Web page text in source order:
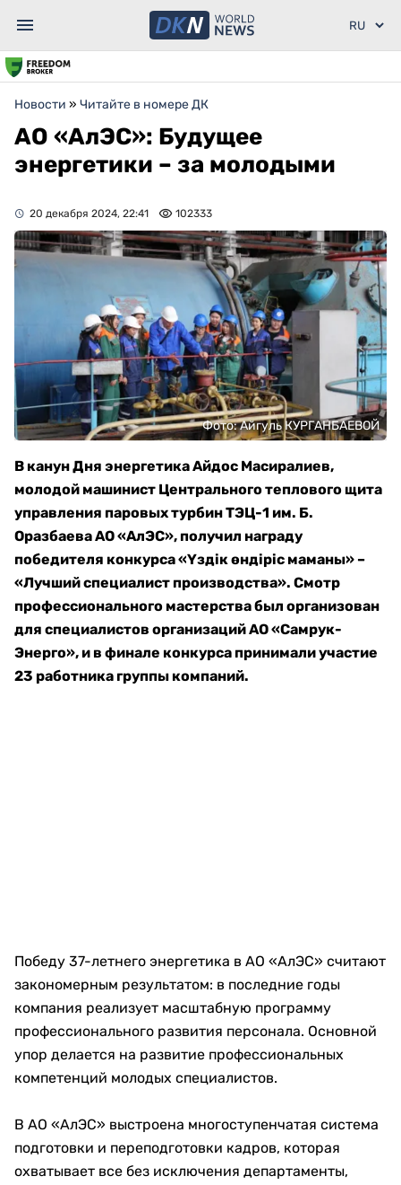
Новости » Читайте в номере ДК
АО «АлЭС»: Будущее
энергетики – за молодыми
20 декабря 2024, 22:41 102333
Фото: Айгуль КУРГАНБАЕВОЙ
В канун Дня энергетика Айдос Масиралиев,
молодой машинист Центрального теплового щита
управления паровых турбин ТЭЦ-1 им. Б.
Оразбаева АО «АлЭС», получил награду
победителя конкурса «Үздік өндіріс маманы» –
«Лучший специалист производства». Смотр
профессионального мастерства был организован
для специалистов организаций АО «Самрук-
Энерго», и в финале конкурса принимали участие
23 работника группы компаний.
Победу 37-летнего энергетика в АО «АлЭС» считают
закономерным результатом: в последние годы
компания реализует масштабную программу
профессионального развития персонала. Основной
упор делается на развитие профессиональных
компетенций молодых специалистов.
В АО «АлЭС» выстроена многоступенчатая система
подготовки и переподготовки кадров, которая
охватывает все без исключения департаменты,